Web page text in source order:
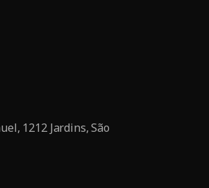
1212 Jardins, São